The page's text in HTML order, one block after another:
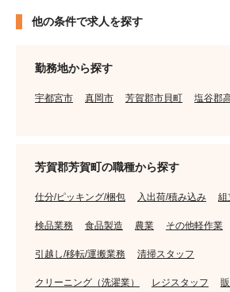
他の条件で求人を探す
勤務地から探す
宇都宮市 真岡市 芳賀郡市貝町 塩谷郡
芳賀郡芳賀町の職種から探す
仕分/ピッキング/梱包 入出荷/積み込み 組
検品業務 食品製造 農業 その他軽作業
引越し/移転/運搬業務 清掃スタッフ
クリーニング（洗濯業） レジスタッフ